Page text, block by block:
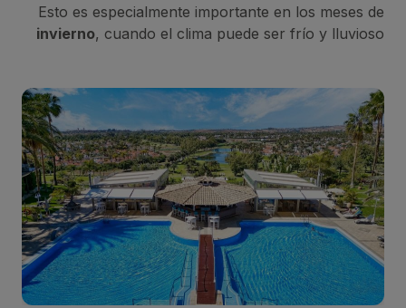
Esto es especialmente importante en los meses de
invierno, cuando el clima puede ser frío y lluvioso